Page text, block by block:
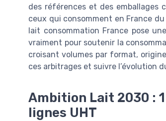
des références et des emballages
ceux qui consomment en France
lait consommation France pose
vraiment pour soutenir la
croisant volumes par format,
ces arbitrages et suivre l’évolution
Ambition Lait 2030 :
lignes UHT